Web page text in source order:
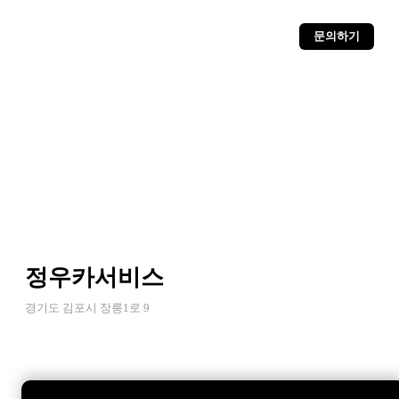
문의하기
정우카서비스
경기도 김포시 장릉1로 9